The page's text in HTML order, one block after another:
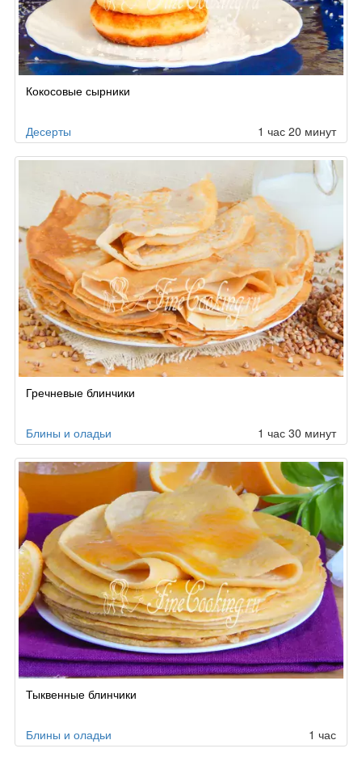
Кокосовые сырники
Десерты 1 час 20 минут
Гречневые блинчики
Блины и оладьи 1 час 30 минут
Тыквенные блинчики
Блины и оладьи 1 час